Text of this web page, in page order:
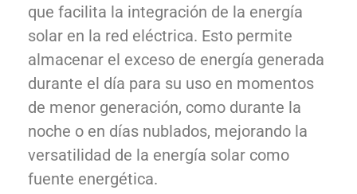
que facilita la integración de la energía
solar en la red eléctrica. Esto permite
almacenar el exceso de energía generada
durante el día para su uso en momentos
de menor generación, como durante la
noche o en días nublados, mejorando la
versatilidad de la energía solar como
fuente energética.